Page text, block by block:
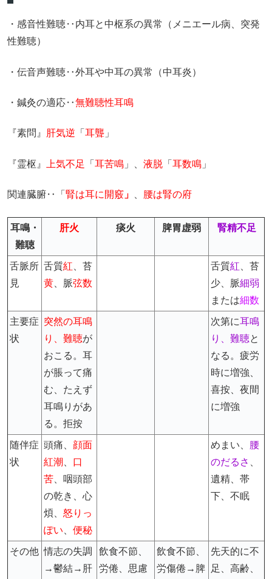
・感音性難聴‥内耳と中枢系の異常（メニエール病、突発
性難聴）
・伝音声難聴‥外耳や中耳の異常（中耳炎）
・鍼灸の適応‥無難聴性耳鳴
『素問』 肝気逆 「 耳聾 」
『霊枢』 上気不足 「 耳苦鳴 」、 液脱 「 耳数鳴 」
関連臓腑‥「 腎は耳に開竅 」 腰は腎の府
耳鳴・
難聴
肝火 痰火 脾胃虚弱 腎精不足
舌脈所
見
舌質紅 、苔
黄 、脈弦数
舌質紅 、苔
少、脈細弱
または細数
主要症
状
突然の耳鳴
り、難聴が
おこる。耳
が脹って痛
む、たえず
耳鳴りがあ
る。拒按
次第に耳鳴
り、難聴と
なる。疲労
時に増強、
喜按、夜間
に増強
随伴症
状
頭痛、 顔面
紅潮
口
苦 、咽頭部
の乾き、心
煩、 怒りっ
ぽい
便秘
めまい、 腰
のだるさ
遺精、帯
下、不眠
その他 情志の失調
→鬱結→肝
飲食不節、
労倦、思慮
飲食不節、
労傷倦→脾
先天的に不
足、高齢、